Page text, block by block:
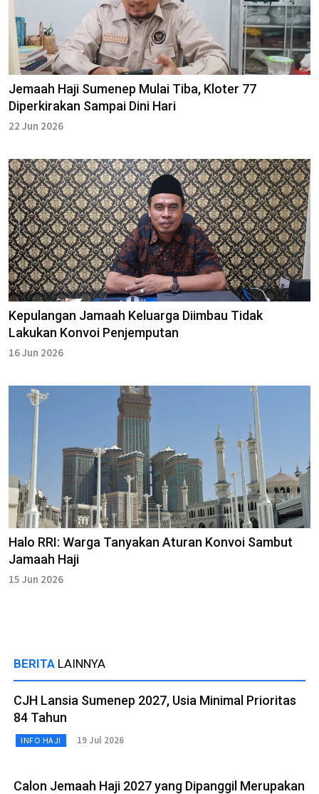
Jemaah Haji Sumenep Mulai Tiba, Kloter 77
Diperkirakan Sampai Dini Hari
22 Jun 2026
Kepulangan Jamaah Keluarga Diimbau Tidak
Lakukan Konvoi Penjemputan
16 Jun 2026
Halo RRI: Warga Tanyakan Aturan Konvoi Sambut
Jamaah Haji
15 Jun 2026
BERITA LAINNYA
CJH Lansia Sumenep 2027, Usia Minimal Prioritas
84 Tahun
INFO HAJI 19 Jul 2026
Calon Jemaah Haji 2027 yang Dipanggil Merupakan